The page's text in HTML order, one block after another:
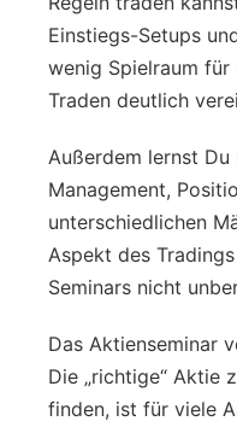
Einstiegs-Setups
wenig Spielraum
Traden deutlich
Außerdem lernst
Management,
unterschiedlichen
Aspekt des
Seminars nicht
Das Aktienseminar
Die „richtige“ Aktie
finden, ist für viele